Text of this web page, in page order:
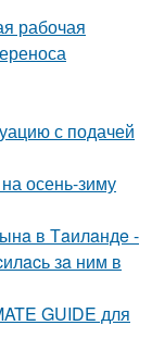
рабочая
с подачей
осень-зиму
в Тaилaндe -
зa ним в
GUIDE для